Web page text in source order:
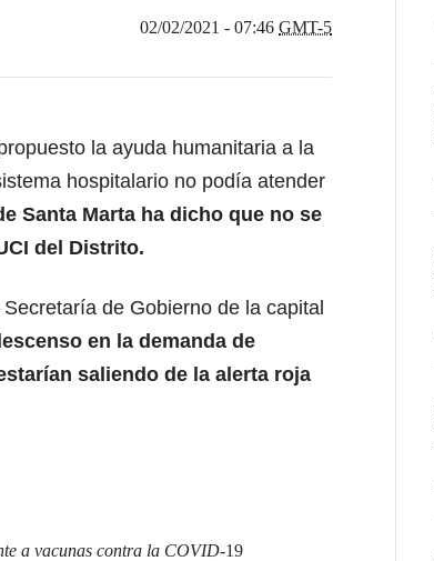
02/02/2021 - 07:46 GMT-5
la ayuda humanitaria a la
hospitalario no podía atender
Santa Marta ha dicho que no se
del Distrito.
de Gobierno de la capital
en la demanda de
saliendo de la alerta roja
a vacunas contra la COVID-19